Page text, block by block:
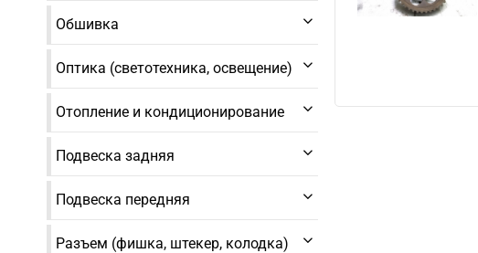
Обшивка
Оптика (светотехника, освещение)
Отопление и кондиционирование
Подвеска задняя
Подвеска передняя
Разъем (фишка, штекер, колодка)